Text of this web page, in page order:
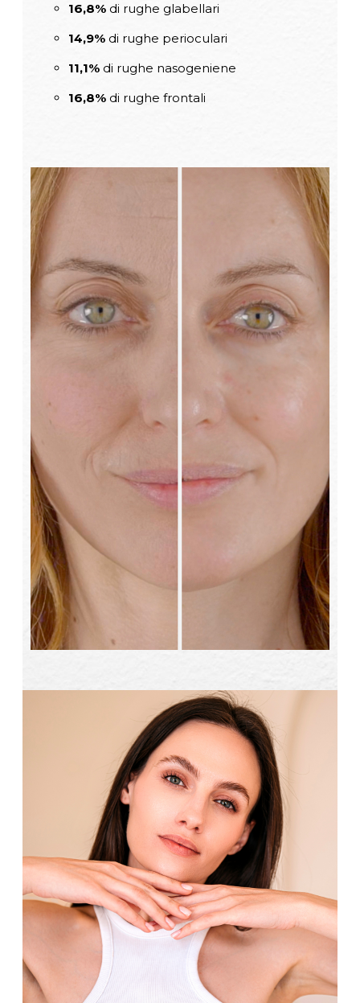
16,8% di rughe glabellari
14,9% di rughe perioculari
11,1% di rughe nasogeniene
16,8% di rughe frontali